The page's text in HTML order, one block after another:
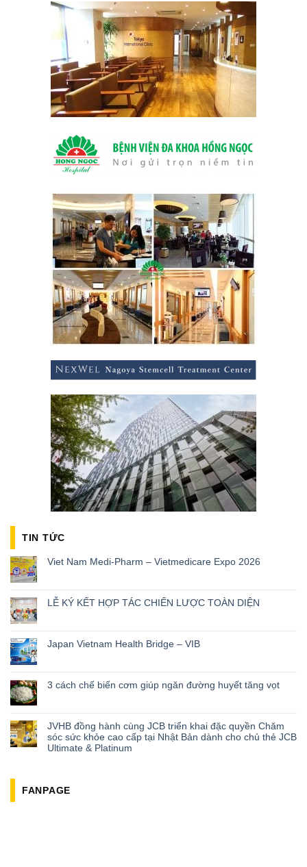
TIN TỨC
Viet Nam Medi-Pharm – Vietmedicare Expo 2026
LỄ KÝ KẾT HỢP TÁC CHIẾN LƯỢC TOÀN DIỆN
Japan Vietnam Health Bridge – VIB
3 cách chế biến cơm giúp ngăn đường huyết tăng vọt
JVHB đồng hành cùng JCB triển khai đặc quyền Chăm
sóc sức khỏe cao cấp tại Nhật Bản dành cho chủ thẻ JCB
Ultimate & Platinum
FANPAGE